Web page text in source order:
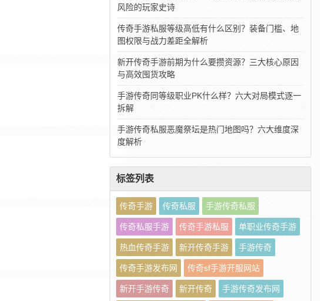
风险的玩家史诗
传奇手游私服等级高低有什么区别？装备门槛、地
图权限与战力差距全解析
新开传奇手游前期为什么要攒资源？三大核心原因
与高效囤货攻略
手游传奇同等级职业PK什么样？六大对局模式逐一
拆解
手游传奇私服恶魔祭坛是热门地图吗？六大维度深
度解析
标签列表
传奇手游 传奇私服 手游传奇私服
传奇私服手游 传奇手游私服 单职业传奇手游
热血传奇手游 新开传奇手游 手游传奇
传奇手游发布网 传奇sf手游开服网站
新开手游传奇 新开传奇 手游传奇发布网